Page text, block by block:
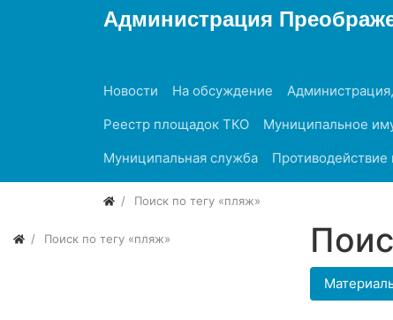
Администрация
Новости На обсуждение
Реестр площадок ТКО
Муниципальное
Муниципальная служба
Противодействие
Поиск по тегу «пляж»
Поиск по тегу «пляж»